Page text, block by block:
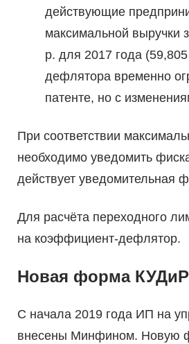
действующие
максимальной выручки
р. для 2017 года
дефлятора временно
патенте, но с
При соответствии
необходимо уведомить
действует уведомительная
Для расчёта переходного
на коэффициент-дефлятор.
Новая форма
С начала 2019 года ИП на
внесены Минфином. Новую